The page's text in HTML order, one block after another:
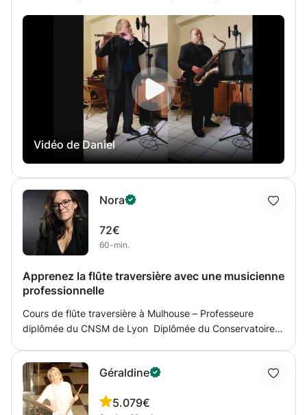
: harmonies simples pour les débutants et plus complexes
en fonction du degré de maîtrise de l'instrument. Ce cours
comporte également une initiation poussée à l'harmonie.
Vidéo de Daniel
Nora
72€
60-min.
Apprenez la flûte traversière avec une musicienne
professionnelle
Cours de flûte traversière à Mulhouse – Professeure
diplômée du CNSM de Lyon Diplômée du Conservatoire
l'Orchestre National de Mulhouse. Au cours de ma
carrière, j'ai également eu l'occasion de jouer au sein de
prestigieuses formations telles que l'Orchestre National
Géraldine
5.079€